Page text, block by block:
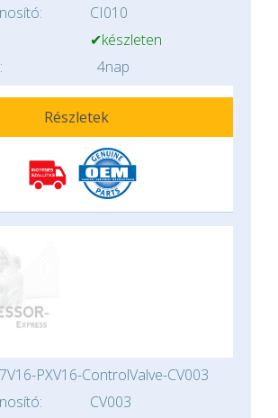
CI010
✔készleten
4nap
Részletek
PXV16-ControlValve-CV003
CV003